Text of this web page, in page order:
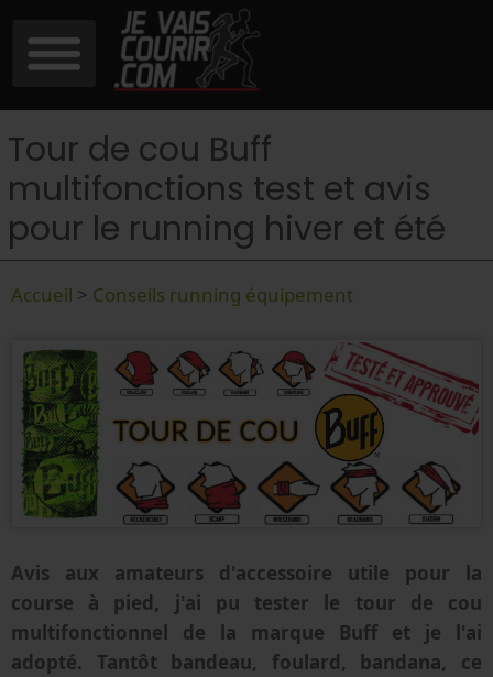
Tour de cou Buff
multifonctions test et avis
pour le running hiver et été
Accueil > Conseils running équipement
Avis aux amateurs d'accessoire utile pour la
course à pied, j'ai pu tester le tour de cou
multifonctionnel de la marque Buff et je l'ai
adopté. Tantôt bandeau, foulard, bandana, ce